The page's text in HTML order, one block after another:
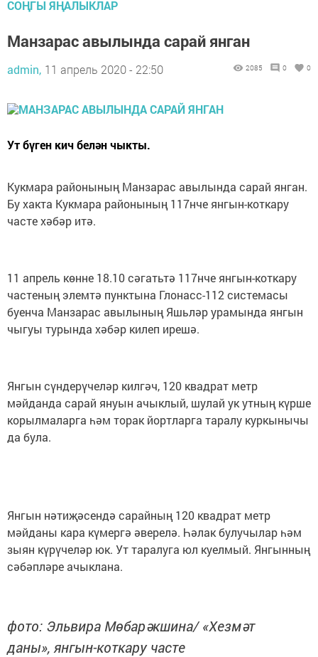
СОҢГЫ ЯҢАЛЫКЛАР
Манзарас авылында сарай янган
admin, 11 апрель 2020 - 22:50 2085 0 0
Ут бүген кич белән чыкты.
Кукмара районының Манзарас авылында сарай янган.
Бу хакта Кукмара районының 117нче янгын-коткару
часте хәбәр итә.
11 апрель көнне 18.10 сәгатьтә 117нче янгын-коткару
частеның элемтә пунктына Глонасс-112 системасы
буенча Манзарас авылының Яшьләр урамында янгын
чыгуы турында хәбәр килеп ирешә.
Янгын сүндерүчеләр килгәч, 120 квадрат метр
мәйданда сарай януын ачыклый, шулай ук утның күрше
корылмаларга һәм торак йортларга таралу куркынычы
да була.
Янгын нәтиҗәсендә сарайның 120 квадрат метр
мәйданы кара күмергә әверелә. Һәлак булучылар һәм
зыян күрүчеләр юк. Ут таралуга юл куелмый. Янгынның
сәбәпләре ачыклана.
фото: Эльвира Мөбарәкшина/ «Хезмәт
даны», янгын-коткару часте​​​​​​​